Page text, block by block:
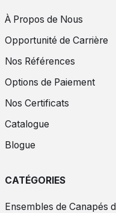
À Propos de Nous
Opportunité de Carrière
Nos Références
Options de Paiement
Nos Certificats
Catalogue
Blogue
CATÉGORIES
Ensembles de Canapés